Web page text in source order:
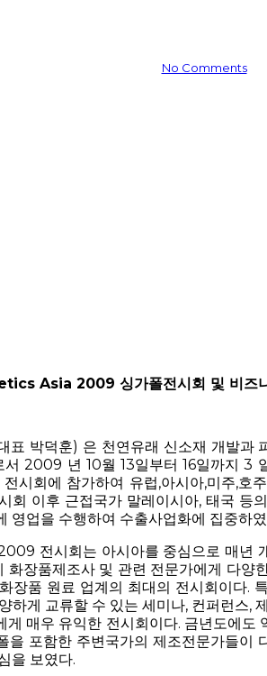
No Comments
Asia 2009 싱가폴전시회 및 비즈
표 박덕훈) 은 천연유래 신소재 개발과
서 2009 년 10월 13일부터 16일까지 3
시회에 참가하여 유럽,아시아,미주,호
회 이후 근접국가 말레이시아, 태국 등
영업을 수행하여 수출사업화에 집중하
전시회는 아시아를 중심으로 매년
화장품제조사 및 관련 전문가에게 다양
장품 원료 업계의 최대의 전시회이다.
하게 교류할 수 있는 세미나, 컨퍼런스,
게 매우 유익한 전시회이다. 금년도에도
을 포함한 주변국가의 제조전문가들이
을 보였다.